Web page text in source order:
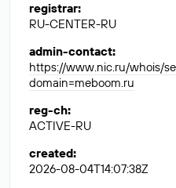
registrar:
RU-CENTER-RU
admin-contact:
https://www.nic.ru/whois/
domain=meboom.ru
reg-ch:
ACTIVE-RU
created:
2026-08-04T14:07:38Z